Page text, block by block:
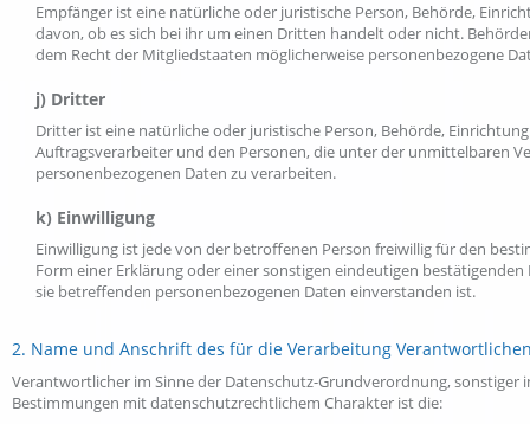
Empfänger ist eine natürliche oder juristische Person, Behörde,
davon, ob es sich bei ihr um einen Dritten handelt oder nicht.
dem Recht der Mitgliedstaaten möglicherweise personenbezogene
j) Dritter
Dritter ist eine natürliche oder juristische Person, Behörde,
Auftragsverarbeiter und den Personen, die unter der unmittelbaren
personenbezogenen Daten zu verarbeiten.
k) Einwilligung
Einwilligung ist jede von der betroffenen Person freiwillig für den
Form einer Erklärung oder einer sonstigen eindeutigen
sie betreffenden personenbezogenen Daten einverstanden ist.
2. Name und Anschrift des für die Verarbeitung
Verantwortlicher im Sinne der Datenschutz-Grundverordnung,
Bestimmungen mit datenschutzrechtlichem Charakter ist die: